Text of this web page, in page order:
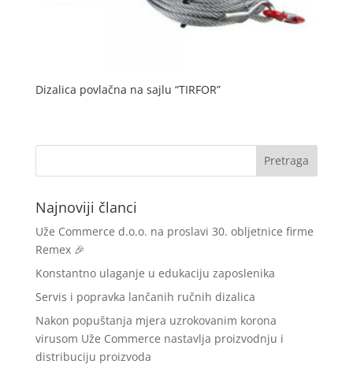
Dizalica povlačna na sajlu “TIRFOR”
Najnoviji članci
Uže Commerce d.o.o. na proslavi 30. obljetnice firme
Remex 🎉
Konstantno ulaganje u edukaciju zaposlenika
Servis i popravka lančanih ručnih dizalica
Nakon popuštanja mjera uzrokovanim korona
virusom Uže Commerce nastavlja proizvodnju i
distribuciju proizvoda